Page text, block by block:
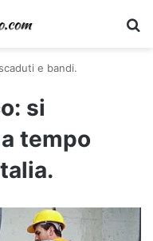
e bandi.
si
tempo